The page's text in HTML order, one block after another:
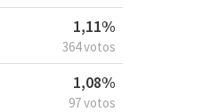
1,11%
364 votos
1,08%
97 votos